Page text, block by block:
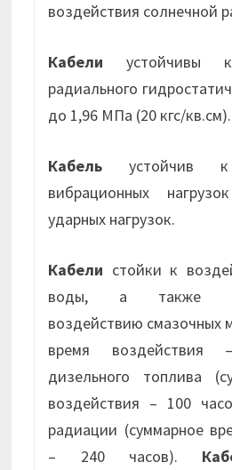
воздействия солнечной
Кабели устойчивы к
радиального
до 1,96 МПа (20 кгс/кв.см).
Кабель устойчив к
вибрационных
ударных нагрузок.
Кабели стойки к
воды, а также
воздействию смазочных
время воздействия
дизельного топлива
воздействия – 100
радиации (суммарное
– 240 часов).